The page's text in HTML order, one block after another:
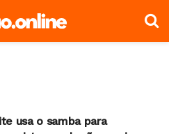
usa o samba para